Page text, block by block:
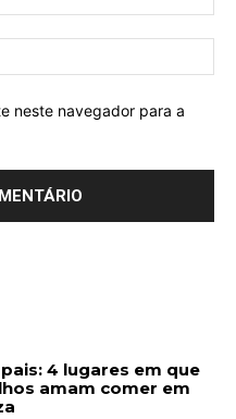
neste navegador para a
4 lugares em que
amam comer em